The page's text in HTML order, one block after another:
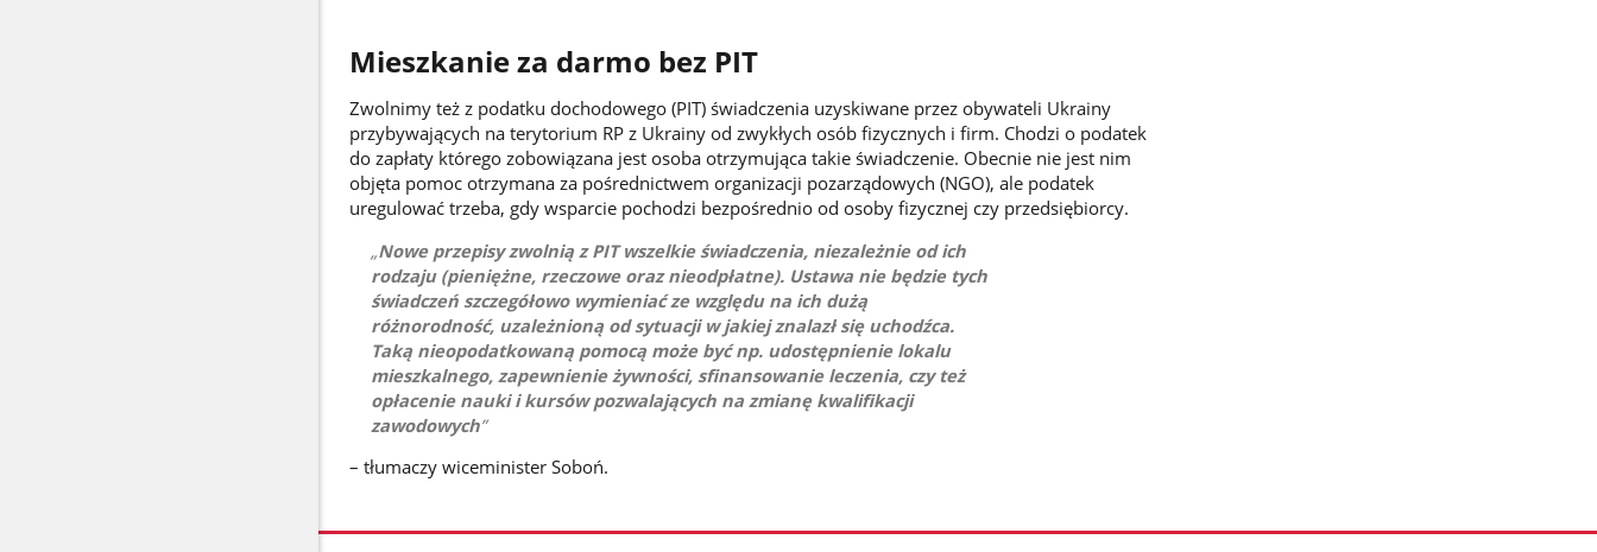
Mieszkanie za darmo bez PIT
Zwolnimy też z podatku dochodowego (PIT) świadczenia uzyskiwane przez obywateli Ukrainy
przybywających na terytorium RP z Ukrainy od zwykłych osób fizycznych i firm. Chodzi o podatek
do zapłaty którego zobowiązana jest osoba otrzymująca takie świadczenie. Obecnie nie jest nim
objęta pomoc otrzymana za pośrednictwem organizacji pozarządowych (NGO), ale podatek
uregulować trzeba, gdy wsparcie pochodzi bezpośrednio od osoby fizycznej czy przedsiębiorcy.
Nowe przepisy zwolnią z PIT wszelkie świadczenia, niezależnie od ich
rodzaju (pieniężne, rzeczowe oraz nieodpłatne). Ustawa nie będzie tych
świadczeń szczegółowo wymieniać ze względu na ich dużą
różnorodność, uzależnioną od sytuacji w jakiej znalazł się uchodźca.
Taką nieopodatkowaną pomocą może być np. udostępnienie lokalu
mieszkalnego, zapewnienie żywności, sfinansowanie leczenia, czy też
opłacenie nauki i kursów pozwalających na zmianę kwalifikacji
zawodowych
– tłumaczy wiceminister Soboń.